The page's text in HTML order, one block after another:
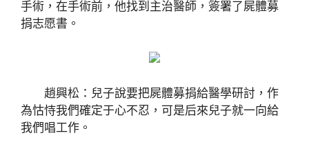
手術，在手術前，他找到主治醫師，簽署了屍體募
捐志愿書。
趙興松：兒子說要把屍體募捐給醫學研討，作
為怙恃我們確定于心不忍，可是后來兒子就一向給
我們唱工作。